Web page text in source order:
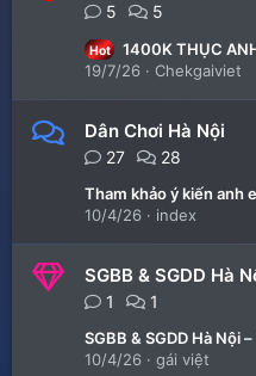
5 5
Hot
1400K THỤC ANH _
19/7/26
Chekgaiviet
Dân Chơi Hà Nội
27 28
Tham khảo ý kiến anh
10/4/26
index
SGBB & SGDD Hà
1 1
10/4/26
gái việt